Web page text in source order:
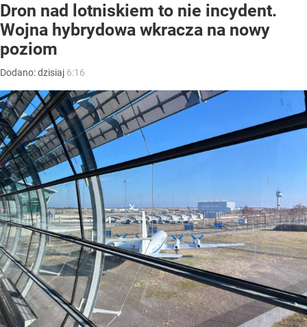
Dron nad lotniskiem to nie incydent.
Wojna hybrydowa wkracza na nowy
poziom
Dodano:dzisiaj 6:16